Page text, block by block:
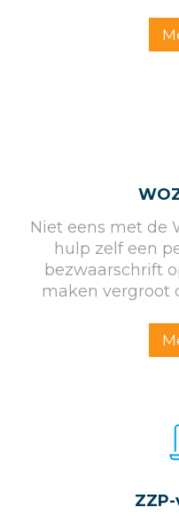
Niet eens met de
hulp zelf een
bezwaarschrift
maken vergroot